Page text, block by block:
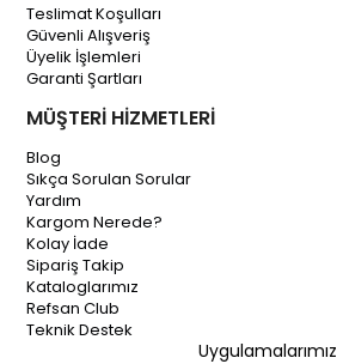
Teslimat Koşulları
Güvenli Alışveriş
Üyelik İşlemleri
Garanti Şartları
MÜŞTERİ HİZMETLERİ
Blog
Sıkça Sorulan Sorular
Yardım
Kargom Nerede?
Kolay İade
Sipariş Takip
Kataloglarımız
Refsan Club
Teknik Destek
Uygulamalarımız